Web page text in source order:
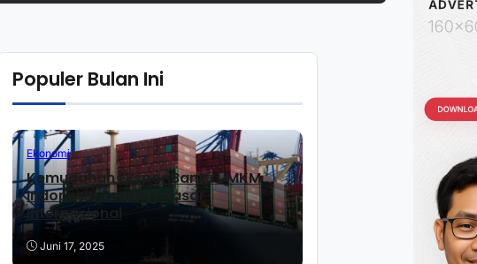
Populer Bulan Ini
Ekonomi
Kemudahan Ekspor Bantu UMKM
Indonesia Tembus Pasar
Internasional
Juni 17, 2025